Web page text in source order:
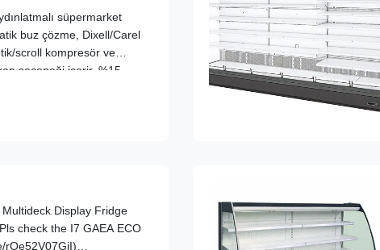
süpermarket
buz çözme, Dixell/Carel
scroll kompresör ve
seçeneği içerir. %15
Display Fridge
check the I7 GAEA ECO
rOe52V07GiI)